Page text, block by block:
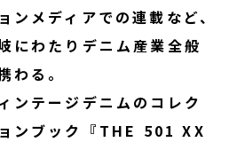
ンメディアでの連載など、
にわたりデニム産業全般
わる。
ンテージデニムのコレク
ンブック『THE 501 XX